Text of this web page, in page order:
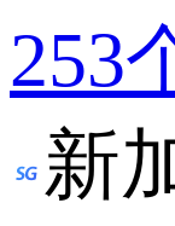
253
新